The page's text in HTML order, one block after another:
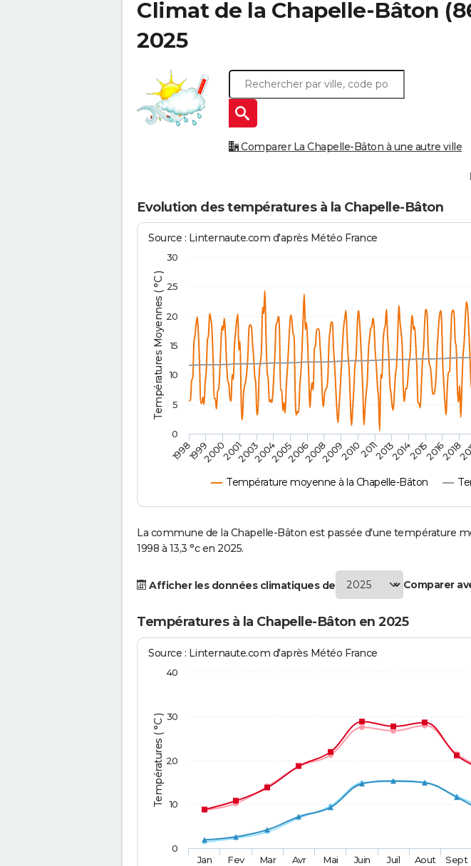
Climat de la Chapelle-Bâton
2025
Comparer La Chapelle-Bâton à une autre ville
Evolution des températures à la Chapelle-Bâton
Températures Moyennes ( °C )
Source : Linternaute.com d'après Météo France
Température moyenne à la Chapelle-Bâton
1998 2014
199920002001200320042005200620082009201020112013 201520162018
0
5
10
15
20
25
30
La commune de la Chapelle-Bâton est passée d'une température
1998 à 13,3 °c en 2025.
Afficher les données climatiques de Comparer
Températures à la Chapelle-Bâton en 2025
Températures ( °C )
Source : Linternaute.com d'après Météo France
Jan Fev Mar Avr Mai Juin Juil Aout Sept
0
10
20
30
40